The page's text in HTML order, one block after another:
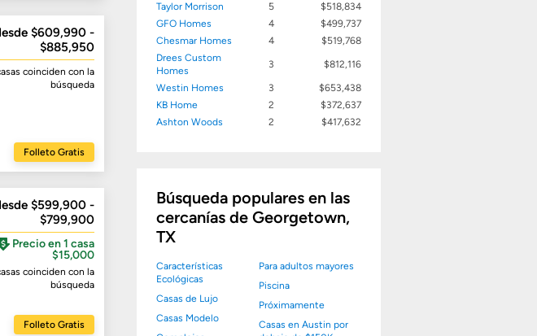
$609,990 -
$885,950
coinciden con la
búsqueda
Folleto Gratis
$599,900 -
$799,900
Precio en 1 casa
$15,000
coinciden con la
búsqueda
Folleto Gratis
Taylor Morrison
5
$518,834
GFO Homes
4
$499,737
Chesmar Homes
4
$519,768
Drees Custom
Homes
3 $812,116
Westin Homes 3
$653,438
KB Home
2
$372,637
Ashton Woods
2 $417,632
Búsqueda populares en las
cercanías de Georgetown,
TX
Características
Ecológicas
Casas de Lujo
Casas Modelo
Para adultos mayores
Piscina
Próximamente
Casas en Austin por